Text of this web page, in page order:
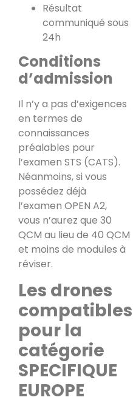
Résultat
communiqué sous
24h
Conditions
d’admission
Il n’y a pas d’exigences
en termes de
connaissances
préalables pour
l’examen STS (CATS).
Néanmoins, si vous
possédez déjà
l’examen OPEN A2,
vous n’aurez que 30
QCM au lieu de 40 QCM
et moins de modules à
réviser.
Les drones
compatibles
pour la
catégorie
SPECIFIQUE
EUROPE